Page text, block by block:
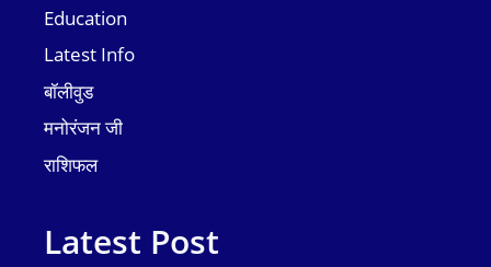
Education
Latest Info
बॉलीवुड
मनोरंजन जी
राशिफल
Latest Post